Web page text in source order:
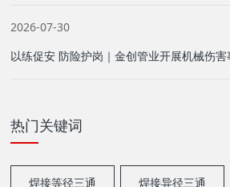
2026-07-30
以练促安 防险护岗｜金创管业开展机械伤
热门关键词
焊接等径三通 焊接异径三通